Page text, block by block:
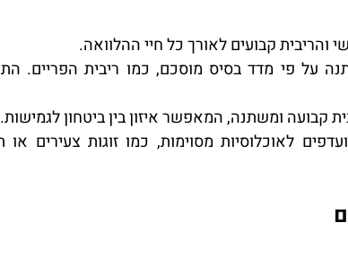
והריבית קבועים לאורך כל חיי ההלוואה.
קבועה ומשתנה, המאפשר איזון בין ביטחון לגמישות.